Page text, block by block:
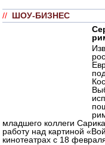
// ШОУ-БИЗНЕС
младшего коллеги
работу над картиной
кинотеатрах с 18